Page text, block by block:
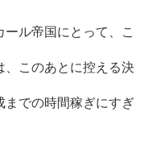
ル帝国にとって、こ
、このあとに控える決
までの時間稼ぎにすぎ